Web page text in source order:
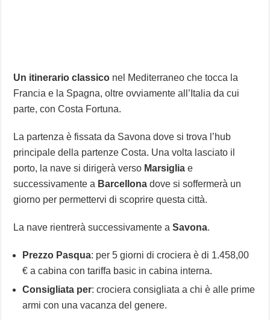
Un itinerario classico nel Mediterraneo che tocca la
Francia e la Spagna, oltre ovviamente all’Italia da cui
parte, con Costa Fortuna.
La partenza è fissata da Savona dove si trova l’hub
principale della partenze Costa. Una volta lasciato il
porto, la nave si dirigerà verso Marsiglia e
successivamente a Barcellona dove si soffermerà un
giorno per permettervi di scoprire questa città.
La nave rientrerà successivamente aSavona.
Prezzo Pasqua: per 5 giorni di crociera è di 1.458,00
€ a cabina con tariffa basic in cabina interna.
Consigliata per: crociera consigliata a chi è alle prime
armi con una vacanza del genere.